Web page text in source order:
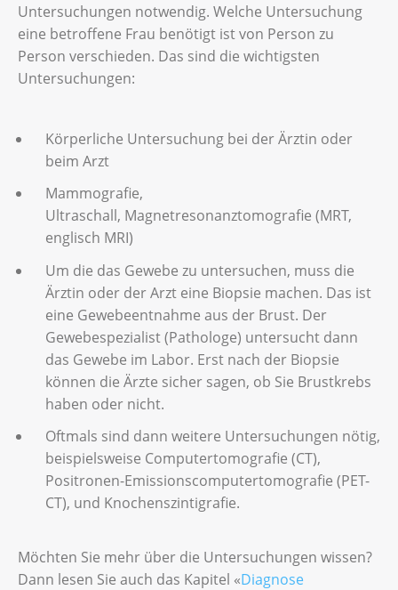
Untersuchungen notwendig. Welche Untersuchung
eine betroffene Frau benötigt ist von Person zu
Person verschieden. Das sind die wichtigsten
Untersuchungen:
Körperliche Untersuchung bei der Ärztin oder
beim Arzt
Mammografie,
Ultraschall, Magnetresonanztomografie (MRT,
englisch MRI)
Um die das Gewebe zu untersuchen, muss die
Ärztin oder der Arzt eine Biopsie machen. Das ist
eine Gewebeentnahme aus der Brust. Der
Gewebespezialist (Pathologe) untersucht dann
das Gewebe im Labor. Erst nach der Biopsie
können die Ärzte sicher sagen, ob Sie Brustkrebs
haben oder nicht.
Oftmals sind dann weitere Untersuchungen nötig,
beispielsweise Computertomografie (CT),
Positronen-Emissionscomputertomografie (PET-
CT), und Knochenszintigrafie.
Möchten Sie mehr über die Untersuchungen wissen?
Dann lesen Sie auch das Kapitel «Diagnose